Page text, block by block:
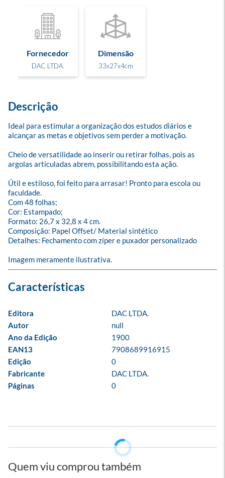
Fornecedor
DAC LTDA.
Dimensão
33x27x4cm
Descrição
Ideal para estimular a organização dos estudos diários e
alcançar as metas e objetivos sem perder a motivação.
Cheio de versatilidade ao inserir ou retirar folhas, pois as
argolas articuladas abrem, possibilitando esta ação.
Útil e estiloso, foi feito para arrasar! Pronto para escola ou
faculdade.
Com 48 folhas;
Cor: Estampado;
Formato: 26,7 x 32,8 x 4 cm.
Composição: Papel Offset/ Material sintético
Detalhes: Fechamento com zíper e puxador personalizado
Imagem meramente ilustrativa.
Editora
DAC LTDA.
Autor
null
Ano da Edição
1900
EAN13
7908689916915
Edição
0
Fabricante
DAC LTDA.
Páginas
0
Quem viu comprou também